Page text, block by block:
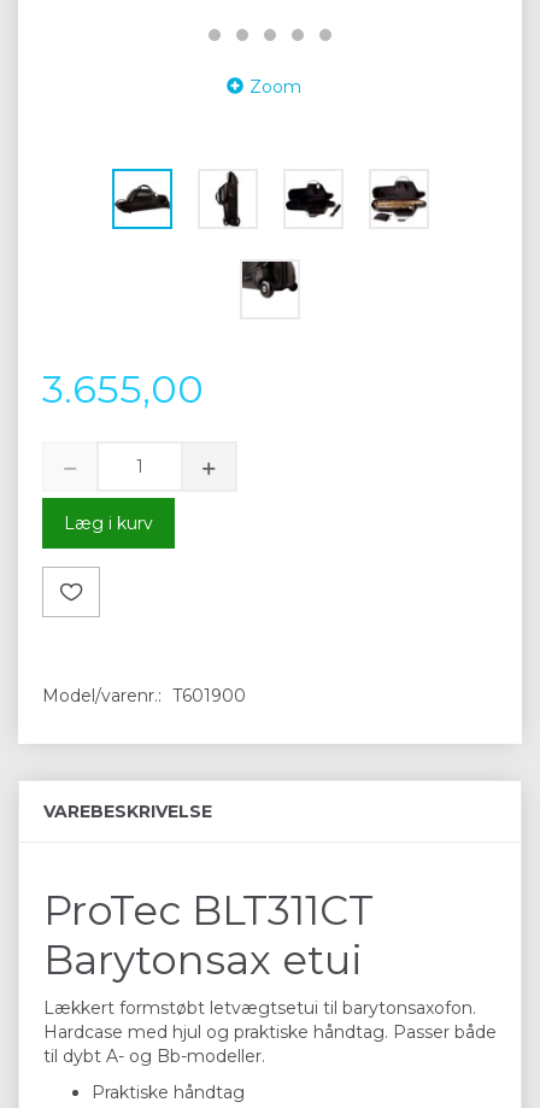
Zoom
3.655,00
Læg i kurv
Model/varenr.: T601900
VAREBESKRIVELSE
ProTec BLT311CT
Barytonsax etui
Lækkert formstøbt letvægtsetui til barytonsaxofon.
Hardcase med hjul og praktiske håndtag. Passer både
til dybt A- og Bb-modeller.
Praktiske håndtag